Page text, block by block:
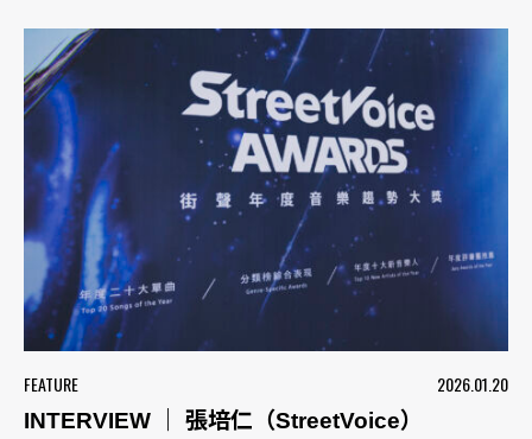
FEATURE
2026.01.20
INTERVIEW ｜ 張培仁（StreetVoice）